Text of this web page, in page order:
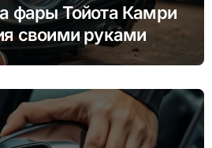
фары Тойота Камри
своими руками